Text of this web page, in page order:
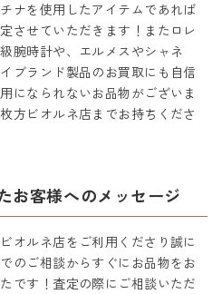
ナを使用したアイテムであれば
させていただきます！またロレ
腕時計や、エルメスやシャネ
ブランド製品のお買取にも自信
になられないお品物がございま
方ビオルネ店までお持ちくださ
お客様へのメッセージ
オルネ店をご利用くださり誠に
のご相談からすぐにお品物をお
です！査定の際にご相談いただ